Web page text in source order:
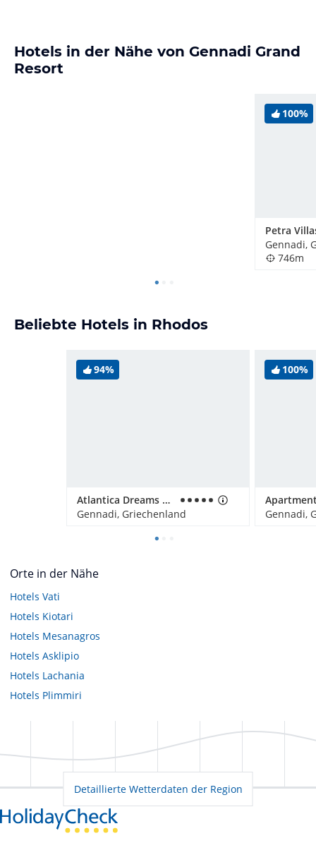
Hotels in der Nähe von Gennadi Grand
Resort
100%
Petra
Gennadi,
746m
Beliebte Hotels in Rhodos
94%
Atlantica Dreams Resort
Gennadi, Griechenland
100%
Gennadi,
Orte in der Nähe
Hotels Vati
Hotels Kiotari
Hotels Mesanagros
Hotels Asklipio
Hotels Lachania
Hotels Plimmiri
Detaillierte Wetterdaten der Region